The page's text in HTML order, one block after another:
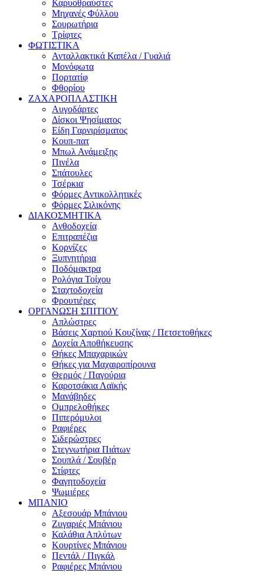
Καρυοθραύστες
Μηχανές Φύλλου
Σουρωτήρια
Τρίφτες
ΦΩΤΙΣΤΙΚΑ
Ανταλλακτικά Καπέλα / Γυαλιά
Μονόφωτα
Πορτατίφ
Φθορίου
ΖΑΧΑΡΟΠΛΑΣΤΙΚΗ
Αυγοδάρτες
Δίσκοι Ψησίματος
Είδη Γαρνιρίσματος
Κουπ-πατ
Μπωλ Ανάμειξης
Πινέλα
Σπάτουλες
Τσέρκια
Φόρμες Αντικολλητικές
Φόρμες Σιλικόνης
ΔΙΑΚΟΣΜΗΤΙΚΑ
Ανθοδοχεία
Επιτραπέζια
Κορνίζες
Ξυπνητήρια
Ποδόμακτρα
Ρολόγια Τοίχου
Σταχτοδοχεία
Φρουτιέρες
ΟΡΓΑΝΩΣΗ ΣΠΙΤΙΟΥ
Απλώστρες
Βάσεις Χαρτιού Κουζίνας / Πετσετοθήκες
Δοχεία Αποθήκευσης
Θήκες Μπαχαρικών
Θήκες για Μαχαιροπίρουνα
Θερμός / Παγούρια
Καροτσάκια Λαϊκής
Μανάβηδες
Ομπρελοθήκες
Πιπερόμυλοι
Ραφιέρες
Σιδερώστρες
Στεγνωτήρια Πιάτων
Σουπλά / Σουβέρ
Στίφτες
Φαγητοδοχεία
Ψωμιέρες
ΜΠΑΝΙΟ
Αξεσουάρ Μπάνιου
Ζυγαριές Μπάνιου
Καλάθια Απλύτων
Κουρτίνες Μπάνιου
Πεντάλ / Πιγκάλ
Ραφιέρες Μπάνιου